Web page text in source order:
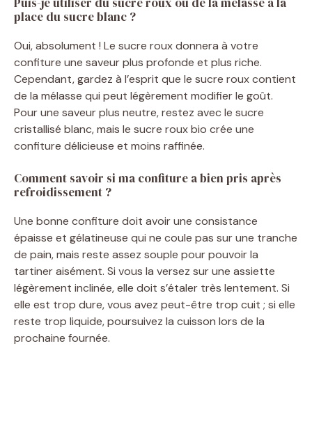
place du sucre blanc ?
Oui, absolument ! Le sucre roux donnera à votre
confiture une saveur plus profonde et plus riche.
Cependant, gardez à l’esprit que le sucre roux contient
de la mélasse qui peut légèrement modifier le goût.
Pour une saveur plus neutre, restez avec le sucre
cristallisé blanc, mais le sucre roux bio crée une
confiture délicieuse et moins raffinée.
Comment savoir si ma confiture a bien pris après
refroidissement ?
Une bonne confiture doit avoir une consistance
épaisse et gélatineuse qui ne coule pas sur une tranche
de pain, mais reste assez souple pour pouvoir la
tartiner aisément. Si vous la versez sur une assiette
légèrement inclinée, elle doit s’étaler très lentement. Si
elle est trop dure, vous avez peut-être trop cuit ; si elle
reste trop liquide, poursuivez la cuisson lors de la
prochaine fournée.